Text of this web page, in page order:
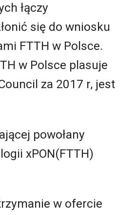
łączy
się do wniosku
FTTH w Polsce.
w Polsce plasuje
za 2017 r, jest
powołany
xPON(FTTH)
w ofercie